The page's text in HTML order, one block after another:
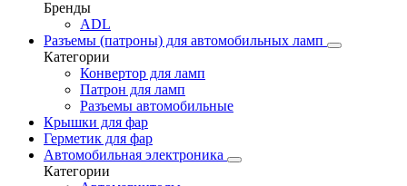
Бренды
ADL
Разъемы (патроны) для автомобильных ламп
Категории
Конвертор для ламп
Патрон для ламп
Разъемы автомобильные
Крышки для фар
Герметик для фар
Автомобильная электроника
Категории